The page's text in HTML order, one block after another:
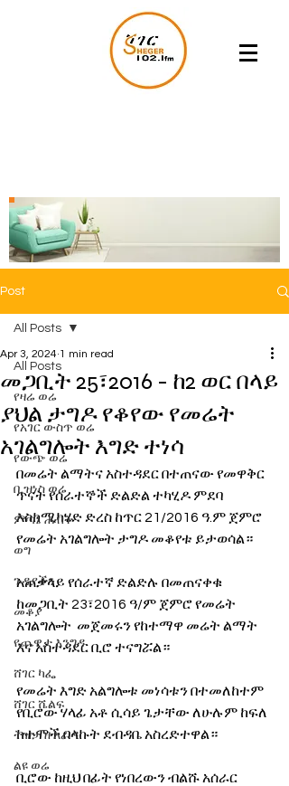
Post
All Posts
የዛሬ ወሬ
የአገር ውስጥ ወሬ
የውጭ ወሬ
ቢዝነስ ወሬ
ምጣኔ ሐብት
ወግ
ጉዳያችን
መቆያ
የጨዋታ እንግዳ
ሸገር ካፌ
ሸገር ሼልፍ
ትዝታ ዘ አራዳ
ልዩ ወሬ
All Posts
መጋቢት 25፣2016 - ከ2 ወር በላይ
ያህል ታግዶ የቆየው የመሬት
አገልግሎት እግድ ተነሳ
Apr 3, 2024 1 min read
በመሬት ልማትና አስተዳደር በተጠናው የመዋቅር
ጥናት የሰራተኞች ድልድል ተካሂዶ ምደባ
እስከሚካሄድ ድረስ ከጥር 21/2016 ዓ.ም ጀምሮ
የመሬት አገልግሎት ታግዶ መቆየቱ ይታወሳል።
አጠቃላይ የሰራተኛ ድልድሉ በመጠናቀቁ
ከመጋቢት 23፣2016 ዓ/ም ጀምሮ የመሬት
አገልግሎት  መጀመሩን የከተማዋ መሬት ልማት
እና አስተዳደር ቢሮ ተናግሯል።
የመሬት እግድ አልግሎቱ መነሳቱን በተመለከተም
የቢሮው ሃላፊ አቶ ሲሳይ ጌታቸው ለሁሉም ከፍለ
ከተሞች በላኩት ደብዳቤ አስረድተዋል።
ቢሮው ከዚህ በፊት የነበረውን ብልሹ አሰራር